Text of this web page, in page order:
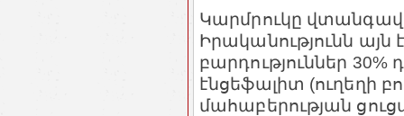
Կարմրուկը
Իրականությունն այն
բարդություններ 30%
էնցեֆալիտ (ուղեղի
մահաբերության